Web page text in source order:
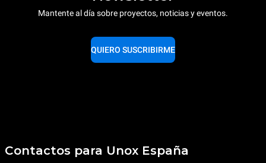
renovables. Greenhouse
Gas Protocol
Mantente al día sobre proyectos, noticias y eventos.
QUIERO SUSCRIBIRME
Contactos para Unox España